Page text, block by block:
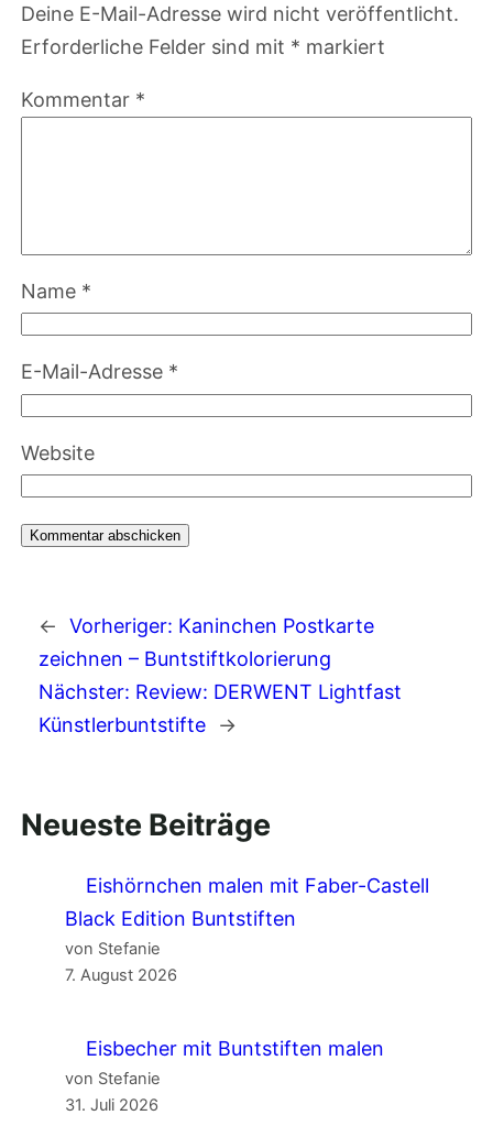
Deine E-Mail-Adresse wird nicht veröffentlicht.
Erforderliche Felder sind mit * markiert
Kommentar *
Name *
E-Mail-Adresse *
Website
← Vorheriger: Kaninchen Postkarte
zeichnen – Buntstiftkolorierung
Nächster: Review: DERWENT Lightfast
Künstlerbuntstifte
→
Neueste Beiträge
Eishörnchen malen mit Faber-Castell
Black Edition Buntstiften
von Stefanie
7. August 2026
Eisbecher mit Buntstiften malen
von Stefanie
31. Juli 2026